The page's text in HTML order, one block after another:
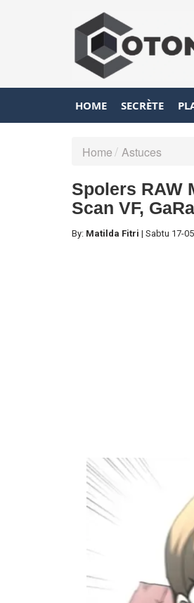
HOME SECRÈTE
Home Astuces
Spolers RAW
Scan VF,
By: Matilda Fitri | Sabtu 17-